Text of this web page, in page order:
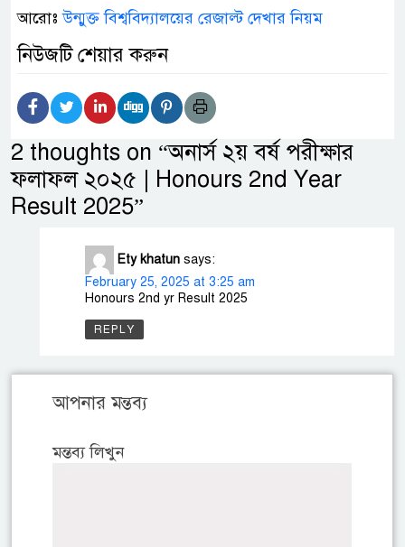
আরোঃউন্মুক্ত বিশ্ববিদ্যালয়ের রেজাল্ট দেখার নিয়ম
নিউজটি শেয়ার করুন
2 thoughts on “অনার্স ২য় বর্ষ পরীক্ষার
ফলাফল ২০২৫ | Honours 2nd Year
Result 2025”
Ety khatun says:
February 25, 2025 at 3:25 am
Honours 2nd yr Result 2025
REPLY
আপনার মন্তব্য
মন্তব্য লিখুন